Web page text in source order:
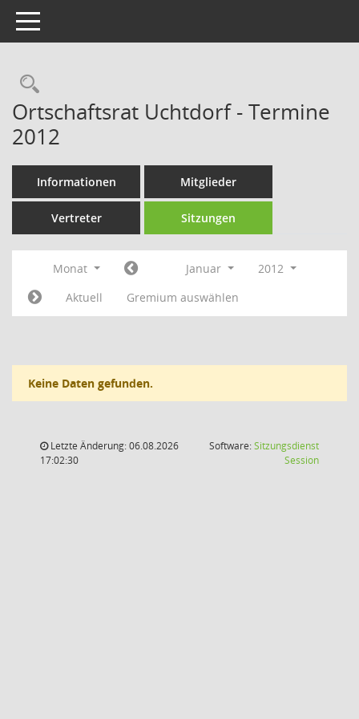
Toggle navigation
Rechercheauswahl
Ortschaftsrat Uchtdorf - Termine
2012
Informationen Mitglieder
Vertreter Sitzungen
Monat Januar
2012
Aktuell
Gremium auswählen
Keine Daten gefunden.
Letzte Änderung: 06.08.2026
17:02:30
Software:Sitzungsdienst
Session(Wird in